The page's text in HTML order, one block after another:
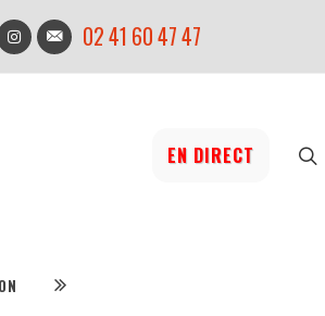
02 41 60 47 47
EN DIRECT